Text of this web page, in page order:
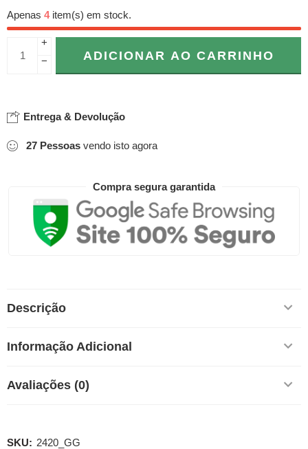
Apenas 4item(s) em stock.
+
−
ADICIONAR AO CARRINHO
Entrega & Devolução
27 Pessoas vendo isto agora
Compra segura garantida
Descrição
Informação Adicional
Avaliações (0)
SKU: 2420_GG